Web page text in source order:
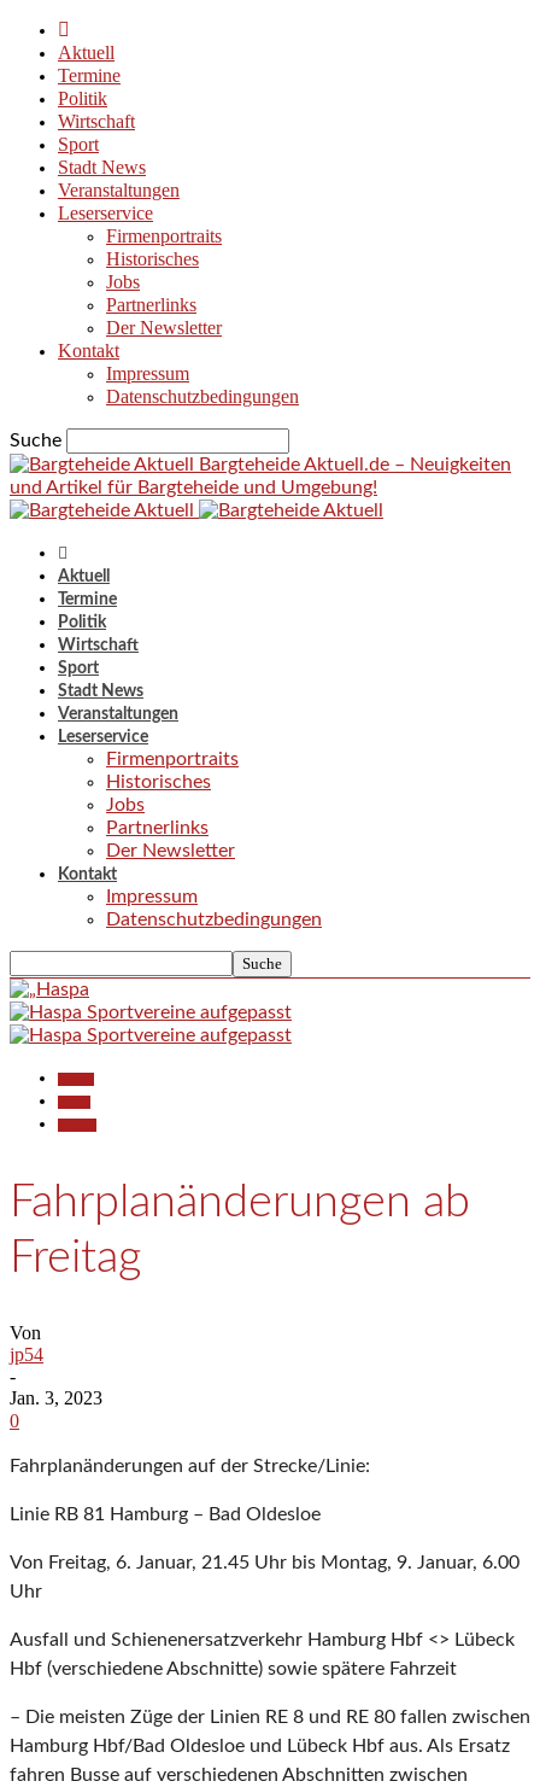
Aktuell
Termine
Politik
Wirtschaft
Sport
Stadt News
Veranstaltungen
Leserservice
Firmenportraits
Historisches
Jobs
Partnerlinks
Der Newsletter
Kontakt
Impressum
Datenschutzbedingungen
Suche
Bargteheide Aktuell.de – Neuigkeiten
und Artikel für Bargteheide und Umgebung!
Aktuell
Termine
Politik
Wirtschaft
Sport
Stadt News
Veranstaltungen
Leserservice
Firmenportraits
Historisches
Jobs
Partnerlinks
Der Newsletter
Kontakt
Impressum
Datenschutzbedingungen
Fahrplanänderungen ab
Freitag
Von
jp54
-
Jan. 3, 2023
0
Fahrplanänderungen auf der Strecke/Linie:
Linie RB 81 Hamburg – Bad Oldesloe
Von Freitag, 6. Januar, 21.45 Uhr bis Montag, 9. Januar, 6.00
Uhr
Ausfall und Schienenersatzverkehr Hamburg Hbf <> Lübeck
Hbf (verschiedene Abschnitte) sowie spätere Fahrzeit
– Die meisten Züge der Linien RE 8 und RE 80 fallen zwischen
Hamburg Hbf/Bad Oldesloe und Lübeck Hbf aus. Als Ersatz
fahren Busse auf verschiedenen Abschnitten zwischen